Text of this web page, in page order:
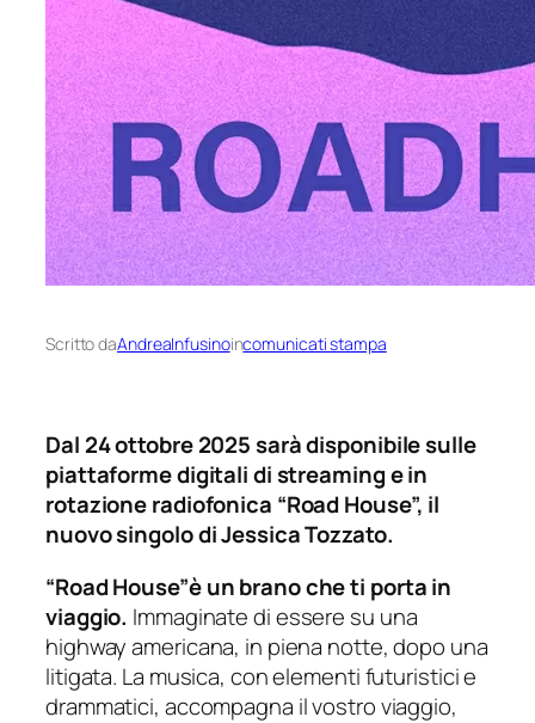
Scritto daAndreaInfusinoincomunicati stampa
Dal 24 ottobre 2025 sarà disponibile sulle
piattaforme digitali di streaming e in
rotazione radiofonica “Road House”, il
nuovo singolo di Jessica Tozzato.
“Road House”è un brano che ti porta in
viaggio. Immaginate di essere su una
highway americana, in piena notte, dopo una
litigata. La musica, con elementi futuristici e
drammatici, accompagna il vostro viaggio,